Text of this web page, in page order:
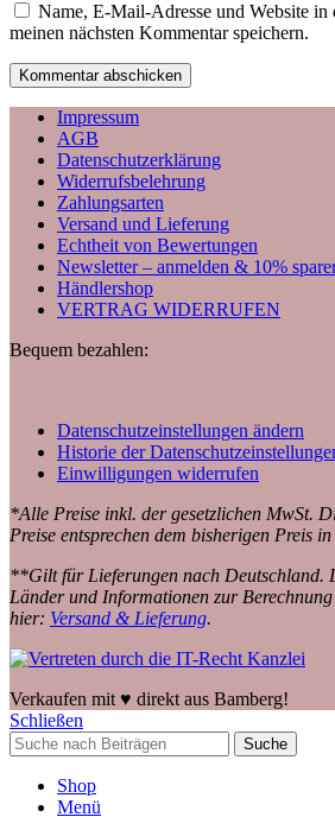
Name, E-Mail-Adresse und Website in
meinen nächsten Kommentar speichern.
Impressum
AGB
Datenschutzerklärung
Widerrufsbelehrung
Zahlungsarten
Versand und Lieferung
Echtheit von Bewertungen
Newsletter – anmelden & 10%
Händlershop
VERTRAG WIDERRUFEN
Bequem bezahlen:
Datenschutzeinstellungen ändern
Historie der
Einwilligungen widerrufen
*Alle Preise inkl. der gesetzlichen MwSt.
Preise entsprechen dem bisherigen Preis
**Gilt für Lieferungen nach Deutschland.
Länder und Informationen zur
hier: Versand & Lieferung.
Verkaufen mit ♥️ direkt aus Bamberg!
Schließen
Suche
Shop
Menü